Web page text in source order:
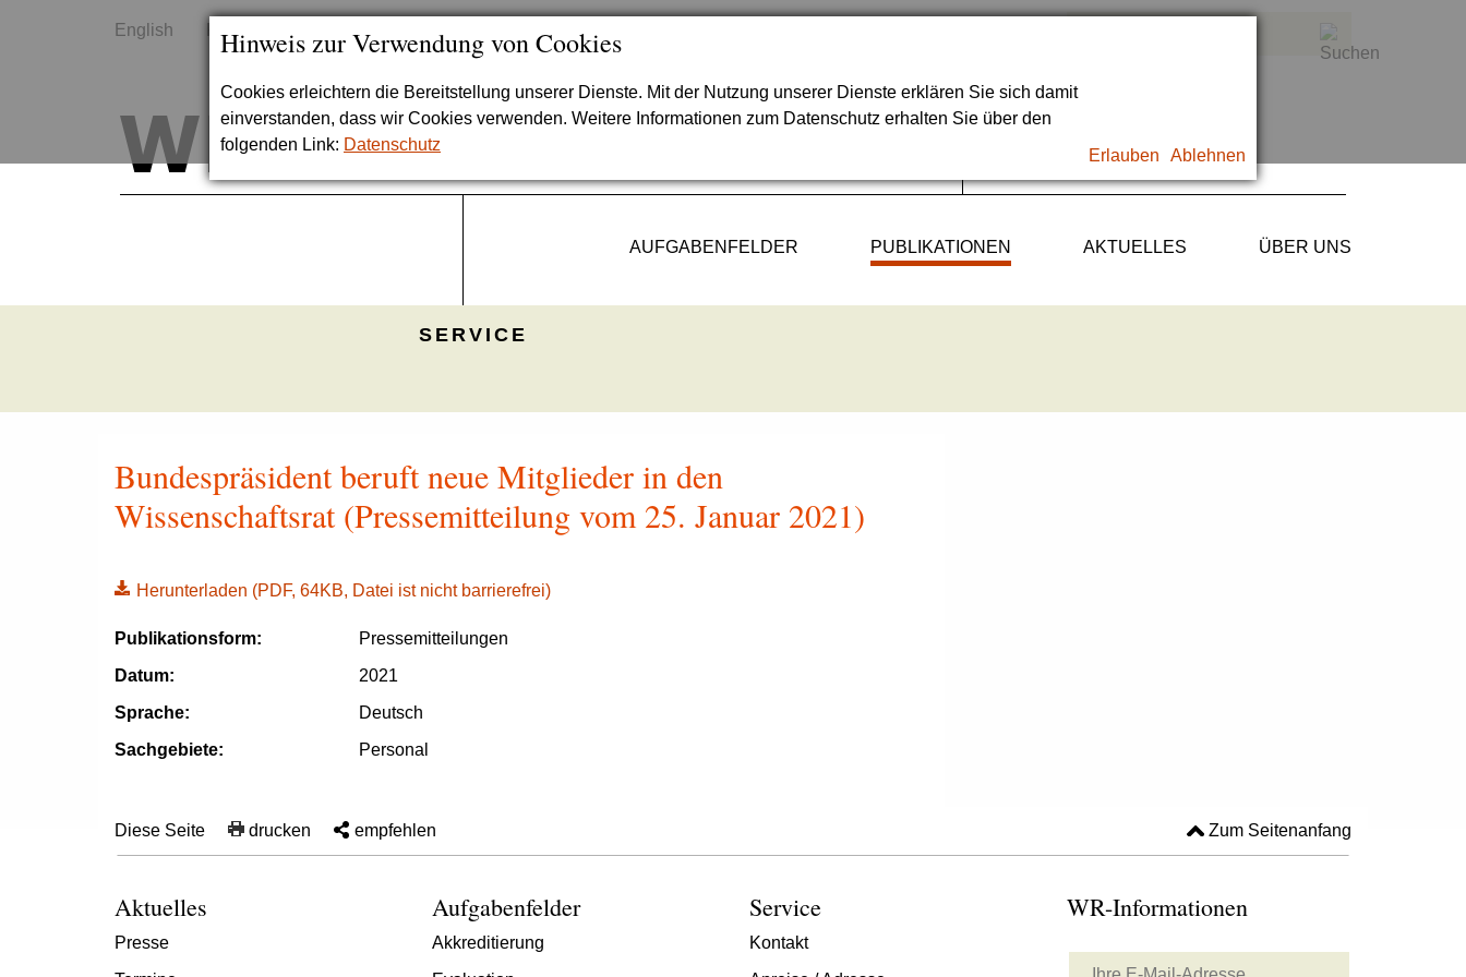
Hinweis zur Verwendung von Cookies
Cookies erleichtern die Bereitstellung unserer Dienste. Mit der Nutzung unserer Dienste erklären Sie sich damit
einverstanden, dass wir Cookies verwenden. Weitere Informationen zum Datenschutz erhalten Sie über den
folgenden Link: Datenschutz
Erlauben Ablehnen
English
AUFGABENFELDER PUBLIKATIONEN AKTUELLES ÜBER UNS
SERVICE
Bundespräsident beruft neue Mitglieder in den
Wissenschaftsrat (Pressemitteilung vom 25. Januar 2021)
Herunterladen (PDF, 64KB, Datei ist nicht barrierefrei)
Publikationsform:
Pressemitteilungen
Datum:
2021
Sprache:
Deutsch
Sachgebiete:
Personal
Diese Seite drucken empfehlen Zum Seitenanfang
Aktuelles
Presse
Aufgabenfelder
Akkreditierung
Service
Kontakt
WR-Informationen